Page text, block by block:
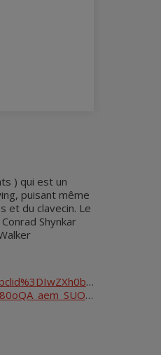
) qui est un
puisant même
et du clavecin. Le
Shynkar
lRmRaGIAI9tpLpjGZUAIDa1ctYJd1aSoPdP3awZpr6hyx9WGbc80oQA_aem_SUOgNSUg4wiGd